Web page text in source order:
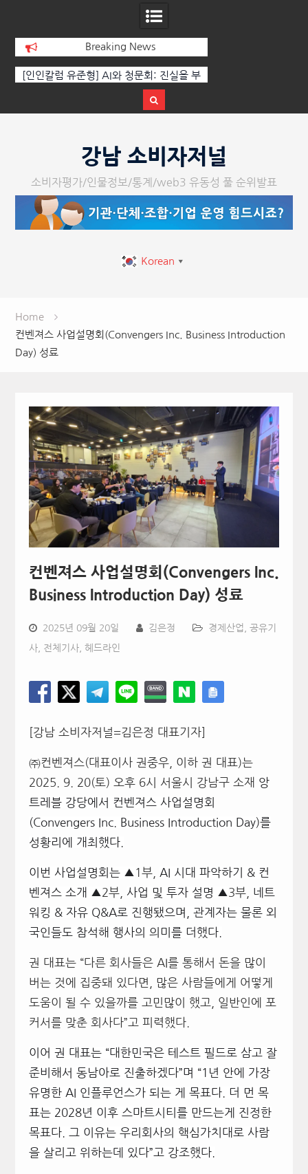
Breaking News
‘K-AI 아트 거장’ 장인보 감독, Ai 기술에
페스티벌’ 성황리에 막 내려
강남 소비자저널
소비자평가/인물정보/통계/web3 유동성 풀 순위발표
Korean ▼
Home
컨벤져스 사업설명회(Convengers Inc. Business Introduction
Day) 성료
컨벤져스 사업설명회(Convengers Inc.
Business Introduction Day) 성료
2025년 09월 20일 김은정 경제산업 공유기
사, 전체기사, 헤드라인
[강남 소비자저널=김은정 대표기자]
㈜컨벤져스(대표이사 권중우, 이하 권 대표)는
2025. 9. 20(토) 오후 6시 서울시 강남구 소재 앙
트레블 강당에서 컨벤져스 사업설명회
(Convengers Inc. Business Introduction Day)를
성황리에 개최했다.
이번 사업설명회는 ▲1부, AI 시대 파악하기 & 컨
벤져스 소개 ▲2부, 사업 및 투자 설명 ▲3부, 네트
워킹 & 자유 Q&A로 진행됐으며, 관계자는 물론 외
국인들도 참석해 행사의 의미를 더했다.
권 대표는 “다른 회사들은 AI를 통해서 돈을 많이
버는 것에 집중돼 있다면, 많은 사람들에게 어떻게
도움이 될 수 있을까를 고민많이 했고, 일반인에 포
커서를 맞춘 회사다”고 피력했다.
이어 권 대표는 “대한민국은 테스트 필드로 삼고 잘
준비해서 동남아로 진출하겠다”며 “1년 안에 가장
유명한 AI 인플루언스가 되는 게 목표다. 더 먼 목
표는 2028년 이후 스마트시티를 만드는게 진정한
목표다. 그 이유는 우리회사의 핵심가치대로 사람
을 살리고 위하는데 있다”고 강조했다.